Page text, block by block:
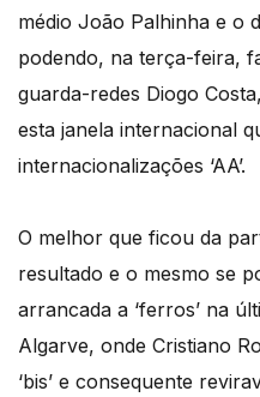
médio João Palhinha e o
podendo, na terça-feira,
guarda-redes Diogo
esta janela internacional
internacionalizações ‘AA’.
O melhor que ficou da
resultado e o mesmo se
arrancada a ‘ferros’ na
Algarve, onde Cristiano
‘bis’ e consequente